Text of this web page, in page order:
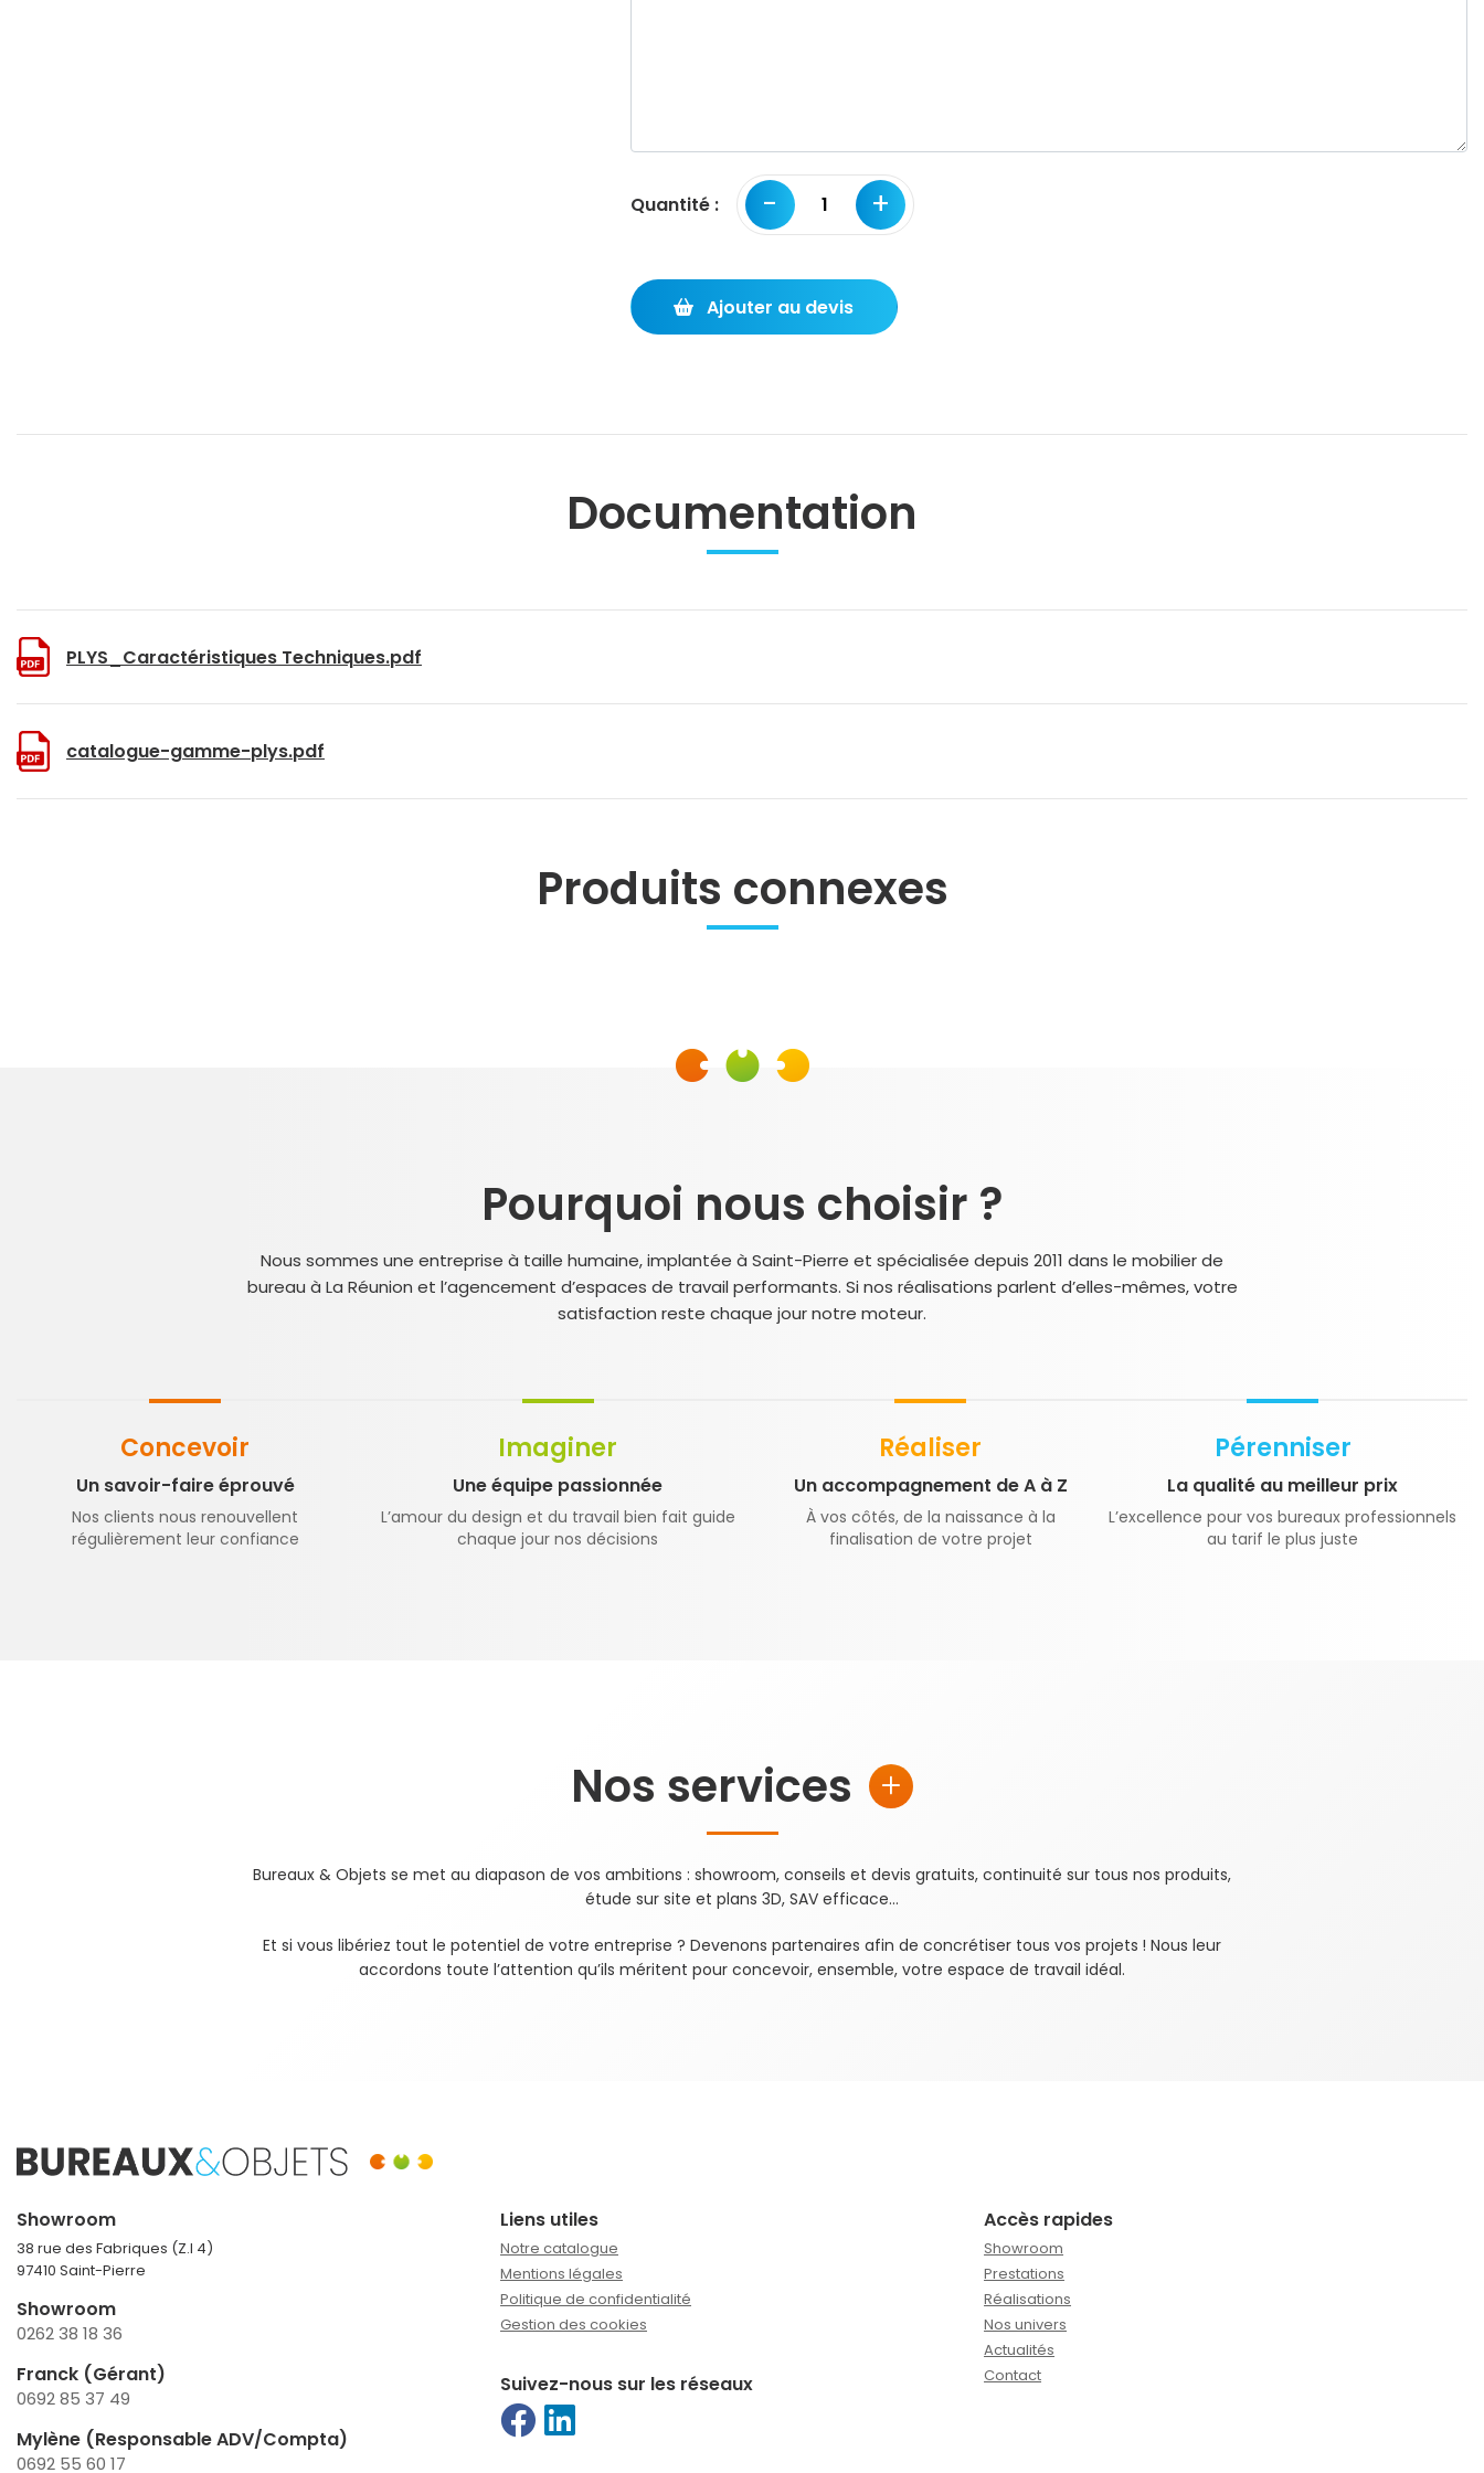
Quantité : - +
Ajouter au devis
Documentation
PLYS_Caractéristiques Techniques.pdf
catalogue-gamme-plys.pdf
Produits connexes
Pourquoi nous choisir ?
Nous sommes une entreprise à taille humaine, implantée à Saint-Pierre et spécialisée depuis 2011 dans le mobilier de
bureau à La Réunion et l’agencement d’espaces de travail performants. Si nos réalisations parlent d’elles-mêmes, votre
satisfaction reste chaque jour notre moteur.
Concevoir
Un savoir-faire éprouvé
Nos clients nous renouvellent
régulièrement leur confiance
Imaginer
Une équipe passionnée
L’amour du design et du travail bien fait guide
chaque jour nos décisions
Réaliser
Un accompagnement de A à Z
À vos côtés, de la naissance à la
finalisation de votre projet
Pérenniser
La qualité au meilleur prix
L’excellence pour vos bureaux professionnels
au tarif le plus juste
Nos services
Bureaux & Objets se met au diapason de vos ambitions : showroom, conseils et devis gratuits, continuité sur tous nos produits,
étude sur site et plans 3D, SAV efficace…
Et si vous libériez tout le potentiel de votre entreprise ? Devenons partenaires afin de concrétiser tous vos projets ! Nous leur
accordons toute l’attention qu’ils méritent pour concevoir, ensemble, votre espace de travail idéal.
Showroom
38 rue des Fabriques (Z.I 4)
97410 Saint-Pierre
Showroom
0262 38 18 36
Franck (Gérant)
0692 85 37 49
Mylène (Responsable ADV/Compta)
0692 55 60 17
Liens utiles
Notre catalogue
Mentions légales
Politique de confidentialité
Gestion des cookies
Suivez-nous sur les réseaux
Accès rapides
Showroom
Prestations
Réalisations
Nos univers
Actualités
Contact